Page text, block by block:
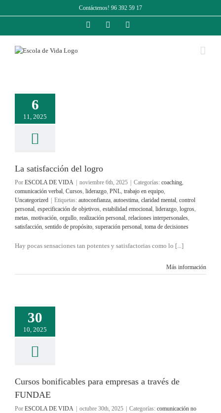
Contáctenos! 96 392 59 17
FacebookInstagram
6
11, 2025
La satisfacción del logro
Por ESCOLA DE VIDA noviembre 6th, 2025 Categorías: coaching,
comunicación verbal, Cursos, liderazgo, PNL, trabajo en equipo,
Uncategorized
Etiquetas: autoconfianza, autoestima, claridad mental, control
personal, especificación de objetivos, estabilidad emocional, liderazgo, logros,
metas, motivación, orgullo, realización personal, relaciones interpersonales,
satisfacción, sentido de propósito, superación personal, toma de decisiones
Hay pocas sensaciones tan potentes y satisfactorias como lo [...]
Más información
30
10, 2025
Cursos bonificables para empresas a través de
FUNDAE
Por ESCOLA DE VIDA octubre 30th, 2025 Categorías: comunicación no